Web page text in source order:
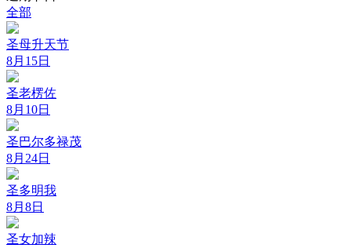
全部
圣母升天节
8月15日
圣老楞佐
8月10日
圣巴尔多禄茂
8月24日
圣多明我
8月8日
圣女加辣